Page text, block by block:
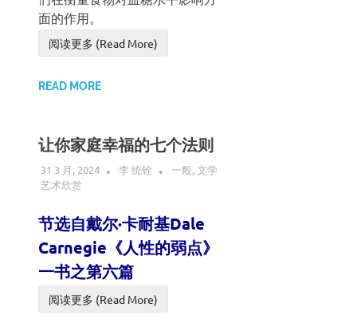
面的作用。
阅读更多 (Read More)
READ MORE
让你家庭幸福的七个法则
31 3 月, 2024 李 统铨 一般,文学
艺术欣赏
节选自戴尔·卡耐基Dale
Carnegie《人性的弱点》
一书之第六篇
阅读更多 (Read More)